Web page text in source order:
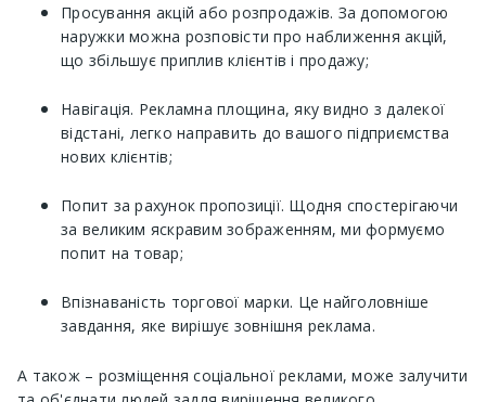
Просування акцій або розпродажів. За допомогою
наружки можна розповісти про наближення акцій,
що збільшує приплив клієнтів і продажу;
Навігація. Рекламна площина, яку видно з далекої
відстані, легко направить до вашого підприємства
нових клієнтів;
Попит за рахунок пропозиції. Щодня спостерігаючи
за великим яскравим зображенням, ми формуємо
попит на товар;
Впізнаваність торгової марки. Це найголовніше
завдання, яке вирішує зовнішня реклама.
А також – розміщення соціальної реклами, може залучити